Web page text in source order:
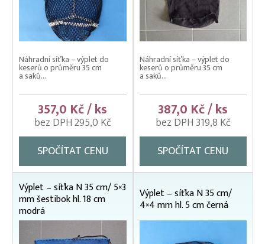
Rukáv síťový
Rybářské sítě IHNED K ODBĚRU
Síť na okurky/popínavé rostliny
Výplety – náhradní síťky
pro průměr 35 cm
pro průměr 40 cm
pro průměr 45 cm
pro průměr 50 cm
pro průměr 70 cm
pro průměr 85 cm
pro velikost 22×22 cm
Výrobky z uhelonu – kolíbky
Náhradní síťka – výplet do
keserů o průměru 35 cm
a saků...
357,0 Kč / ks
bez DPH 295,0 Kč
SPOČÍTAT CENU
Náhradní síťka – výplet do
keserů o průměru 35 cm
a saků...
387,0 Kč / ks
bez DPH 319,8 Kč
SPOČÍTAT CENU
Výplet – síťka N 35 cm/ 5×3
mm šestibok hl. 18 cm
modrá
Výplet – síťka N 35 cm/
4×4 mm hl. 5 cm černá